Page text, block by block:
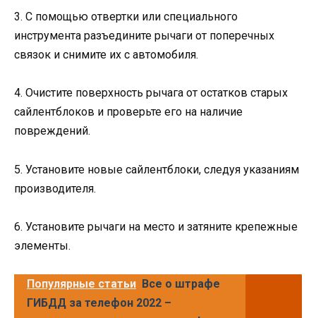
3. С помощью отвертки или специального
инструмента разъедините рычаги от поперечных
связок и снимите их с автомобиля.
4. Очистите поверхность рычага от остатков старых
сайлентблоков и проверьте его на наличие
повреждений.
5. Установите новые сайлентблоки, следуя указаниям
производителя.
6. Установите рычаги на место и затяните крепежные
элементы.
Популярные статьи Все о штрафе
ГИБДД за телефон 2022 –